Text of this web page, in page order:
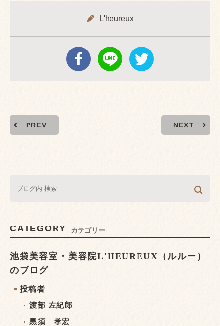
L'heureux
PREV NEXT
CATEGORY カテゴリー
池袋美容室・美容院L'HEUREUX（ルルー）
のブログ
投稿者
渡部 左紀郎
黒須 孝宏